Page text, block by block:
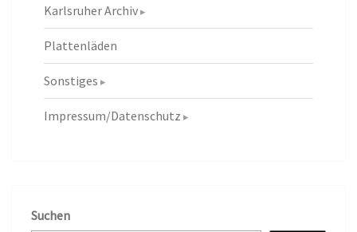
Karlsruher Archiv
Plattenläden
Sonstiges
Impressum/Datenschutz
Suchen